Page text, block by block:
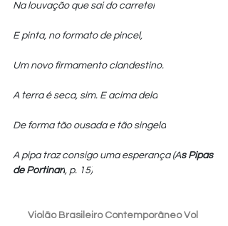
Na louvação que sai do carretel
E pinta, no formato de pincel,
Um novo firmamento clandestino.
A terra é seca, sim. E acima dela
De forma tão ousada e tão singela
A pipa traz consigo uma esperança (As Pipas
de Portinari, p. 15)
Violão Brasileiro Contemporâneo Vol